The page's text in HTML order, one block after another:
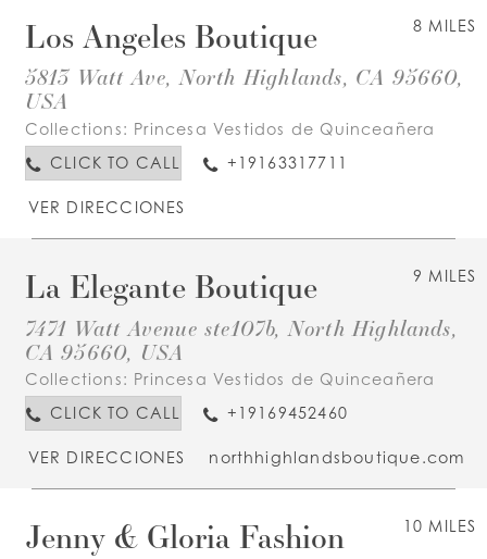
8 MILES
Los Angeles Boutique
5813 Watt Ave, North Highlands, CA 95660,
USA
Collections: Princesa Vestidos de Quinceañera
CLICK TO CALL
+19163317711
VER DIRECCIONES
9 MILES
La Elegante Boutique
7471 Watt Avenue ste107b, North Highlands,
CA 95660, USA
Collections: Princesa Vestidos de Quinceañera
CLICK TO CALL
+19169452460
VER DIRECCIONES northhighlandsboutique.com
10 MILES
Jenny & Gloria Fashion